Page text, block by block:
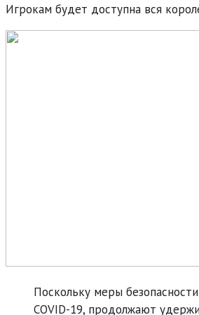
Игрокам будет доступна вся
Поскольку меры
COVID-19, продолжают